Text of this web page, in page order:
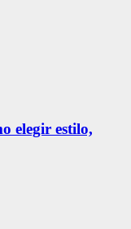
elegir estilo,